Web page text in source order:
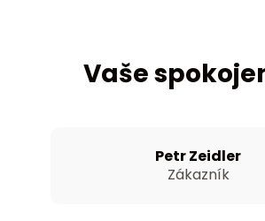
Vaše
Petr Zeidler
Zákazník